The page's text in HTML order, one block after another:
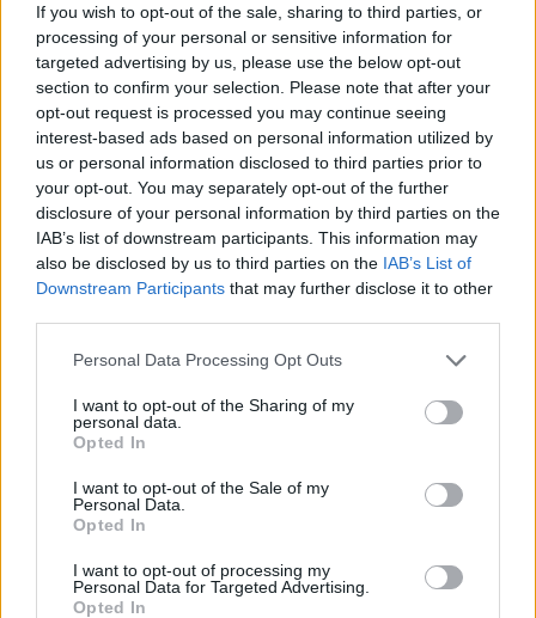
If you wish to opt-out of the sale, sharing to third parties, or
processing of your personal or sensitive information for
targeted advertising by us, please use the below opt-out
section to confirm your selection. Please note that after your
opt-out request is processed you may continue seeing
interest-based ads based on personal information utilized by
us or personal information disclosed to third parties prior to
your opt-out. You may separately opt-out of the further
disclosure of your personal information by third parties on the
IAB’s list of downstream participants. This information may
also be disclosed by us to third parties on the IAB’s List of
Downstream Participants that may further disclose it to other
Please note that this website/app uses one or more Google
not limited to your visit or usage behaviour. You may click to
grant or deny consent to Google and its third-party tags to
use your data for below specified purposes in below Google
consent section.
Personal Data Processing Opt Outs
I want to opt-out of the Sharing of my
personal data.
Opted In
I want to opt-out of the Sale of my
Personal Data.
Opted In
I want to opt-out of processing my
Personal Data for Targeted Advertising.
Opted In
Itt állítsd be, hogy az RTL.hu az elsők között
legyen a Google-találatokban!
Kövess minket, és értesülj a friss hírekről a
FÓKUSZ #